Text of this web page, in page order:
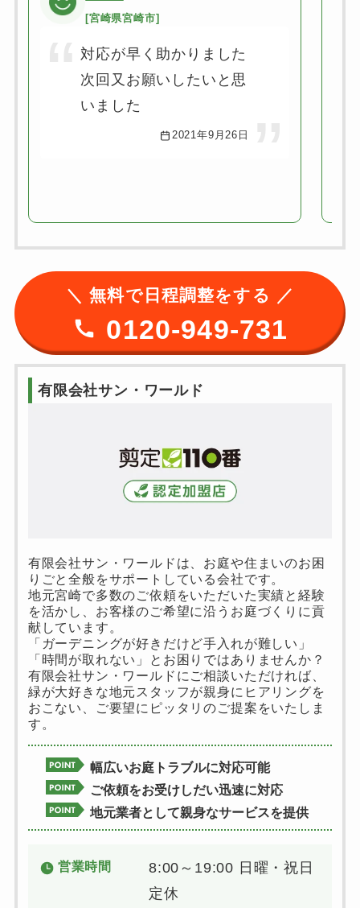
[宮崎県宮崎市]
対応が早く助かりました
次回又お願いしたいと思
いました
2021年9月26日
＼ 無料で日程調整をする ／
0120-949-731
有限会社サン・ワールド
有限会社サン・ワールドは、お庭や住まいのお困
りごと全般をサポートしている会社です。
地元宮崎で多数のご依頼をいただいた実績と経験
を活かし、お客様のご希望に沿うお庭づくりに貢
献しています。
「ガーデニングが好きだけど手入れが難しい」
「時間が取れない」とお困りではありませんか？
有限会社サン・ワールドにご相談いただければ、
緑が大好きな地元スタッフが親身にヒアリングを
おこない、ご要望にピッタリのご提案をいたしま
す。
幅広いお庭トラブルに対応可能
ご依頼をお受けしだい迅速に対応
地元業者として親身なサービスを提供
営業時間
8:00～19:00 日曜・祝日
定休